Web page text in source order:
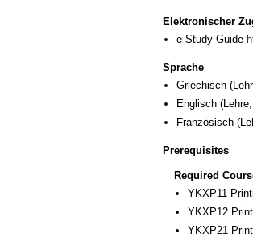
Elektronischer
e-Study Guide
Sprache
Griechisch
Englisch
Französisch
Prerequisites
Required
ΥΚΧΡ11
ΥΚΧΡ12
ΥΚΧΡ21